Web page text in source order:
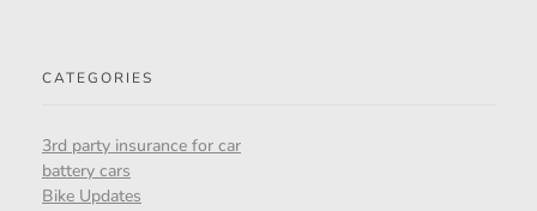
CATEGORIES
3rd party insurance for car
battery cars
Bike Updates